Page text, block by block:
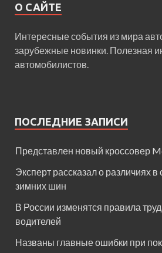
О САЙТЕ
Интересные события из мира
зарубежные новинки. Полезная
автомобилистов.
ПОСЛЕДНИЕ ЗАПИСИ
Представлен новый кроссовер
Эксперт рассказал о различиях в
зимних шин
В России изменятся правила
водителей
Названы главные ошибки при